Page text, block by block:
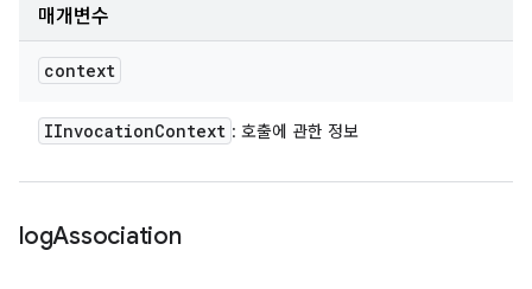
매개변수
context
IInvocationContext : 호출에 관한 정보
logAssociation